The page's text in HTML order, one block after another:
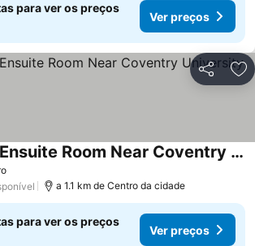
para ver os preços
Ver preços
Partilhar
Student Only Ensuite Room Near Coventry University
a 1.1 km de Centro da cidade
para ver os preços
Ver preços